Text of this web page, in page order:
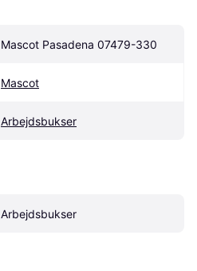
Mascot Pasadena 07479-330
Mascot
Arbejdsbukser
Arbejdsbukser